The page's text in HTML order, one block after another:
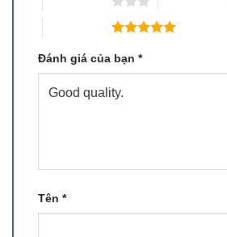
Đánh giá của bạn *
Tên *